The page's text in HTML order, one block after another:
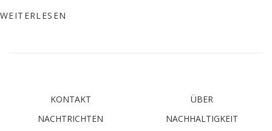
WEITERLESEN
KONTAKT
NACHTRICHTEN
ÜBER
NACHHALTIGKEIT